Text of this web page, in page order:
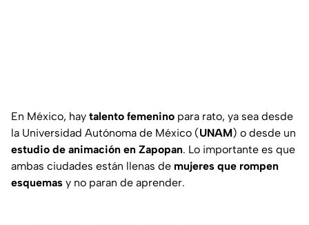
En México, hay talento femenino para rato, ya sea desde
la Universidad Autónoma de México (UNAM) o desde un
estudio de animación en Zapopan. Lo importante es que
ambas ciudades están llenas de mujeres que rompen
esquemas y no paran de aprender.